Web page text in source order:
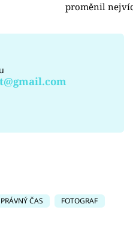
proměnil
ČAS
FOTOGRAF